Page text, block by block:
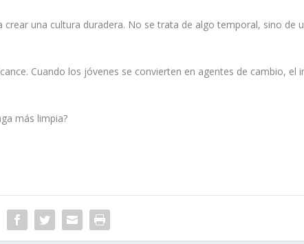
una cultura duradera. No se trata de algo temporal, sino de
Cuando los jóvenes se convierten en agentes de cambio, el
más limpia?